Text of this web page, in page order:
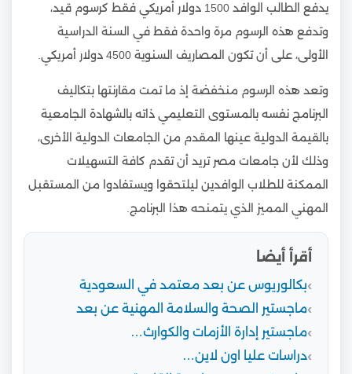
يدفع الطالب الوافد 1500 دولار أمريكي فقط كرسوم قيد،
وتدفع هذه الرسوم مرة واحدة فقط في السنة الدراسية
الأولى، على أن تكون المصاريف السنوية 4500 دولار أمريكي.
وتعد هذه الرسوم منخفضة إذ ما تمت مقارنتها بتكاليف
البرنامج نفسه بالمستوى التعليمي ذاته بالشهادة الجامعية
بالقيمة الدولية عينها المقدم من الجامعات الدولية الأخرى،
وذلك لأن جامعات مصر تريد أن تقدم كافة التسهيلات
الممكنة للطلاب الوافدين ليلتحقوا ويستفادوا من المستقبل
المهني المميز الذي يتمنحه هذا البرنامج.
أقرأ أيضا
بكالوريوس عن بعد معتمد في السعودية
ماجستير الصحة والسلامة المهنية عن بعد
ماجستير إدارة الأزمات والكوارث…
دراسات عليا اون لاين…